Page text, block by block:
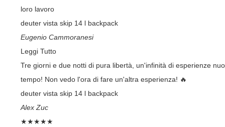
loro lavoro
deuter vista skip 14 l backpack
Eugenio Cammoranesi
Leggi Tutto
Tre giorni e due notti di pura libertà, un'infinità di esperienze
tempo! Non vedo l'ora di fare un'altra esperienza! 🔥
deuter vista skip 14 l backpack
Alex Zuc
★★★★★